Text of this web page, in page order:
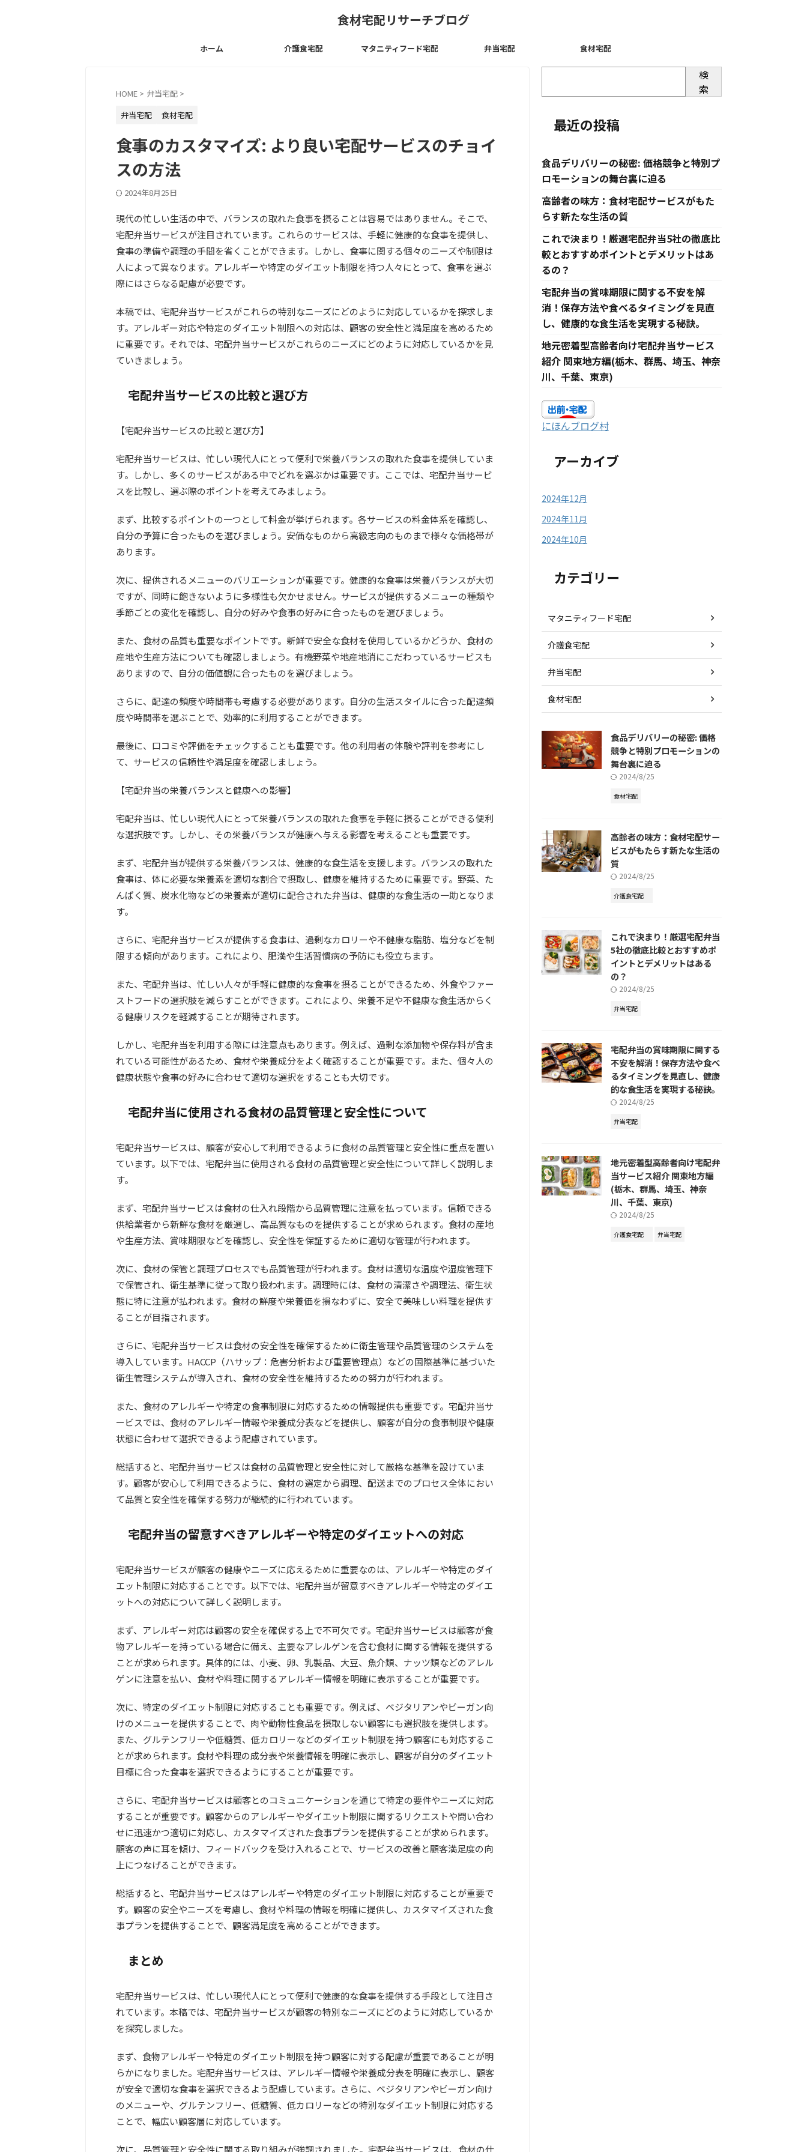
食材宅配リサーチブログ
ホーム 介護食宅配 マタニティフード宅配 弁当宅配 食材宅配
HOME > 弁当宅配 >
弁当宅配
食材宅配
食事のカスタマイズ: より良い宅配サービスのチョイ
スの方法
2024年8月25日
現代の忙しい生活の中で、バランスの取れた食事を摂ることは容易ではありません。そこで、
宅配弁当サービスが注目されています。これらのサービスは、手軽に健康的な食事を提供し、
食事の準備や調理の手間を省くことができます。しかし、食事に関する個々のニーズや制限は
人によって異なります。アレルギーや特定のダイエット制限を持つ人々にとって、食事を選ぶ
際にはさらなる配慮が必要です。
本稿では、宅配弁当サービスがこれらの特別なニーズにどのように対応しているかを探求しま
す。アレルギー対応や特定のダイエット制限への対応は、顧客の安全性と満足度を高めるため
に重要です。それでは、宅配弁当サービスがこれらのニーズにどのように対応しているかを見
ていきましょう。
宅配弁当サービスの比較と選び方
【宅配弁当サービスの比較と選び方】
宅配弁当サービスは、忙しい現代人にとって便利で栄養バランスの取れた食事を提供していま
す。しかし、多くのサービスがある中でどれを選ぶかは重要です。ここでは、宅配弁当サービ
スを比較し、選ぶ際のポイントを考えてみましょう。
まず、比較するポイントの一つとして料金が挙げられます。各サービスの料金体系を確認し、
自分の予算に合ったものを選びましょう。安価なものから高級志向のものまで様々な価格帯が
あります。
次に、提供されるメニューのバリエーションが重要です。健康的な食事は栄養バランスが大切
ですが、同時に飽きないように多様性も欠かせません。サービスが提供するメニューの種類や
季節ごとの変化を確認し、自分の好みや食事の好みに合ったものを選びましょう。
また、食材の品質も重要なポイントです。新鮮で安全な食材を使用しているかどうか、食材の
産地や生産方法についても確認しましょう。有機野菜や地産地消にこだわっているサービスも
ありますので、自分の価値観に合ったものを選びましょう。
さらに、配達の頻度や時間帯も考慮する必要があります。自分の生活スタイルに合った配達頻
度や時間帯を選ぶことで、効率的に利用することができます。
最後に、口コミや評価をチェックすることも重要です。他の利用者の体験や評判を参考にし
て、サービスの信頼性や満足度を確認しましょう。
【宅配弁当の栄養バランスと健康への影響】
宅配弁当は、忙しい現代人にとって栄養バランスの取れた食事を手軽に摂ることができる便利
な選択肢です。しかし、その栄養バランスが健康へ与える影響を考えることも重要です。
まず、宅配弁当が提供する栄養バランスは、健康的な食生活を支援します。バランスの取れた
食事は、体に必要な栄養素を適切な割合で摂取し、健康を維持するために重要です。野菜、た
んぱく質、炭水化物などの栄養素が適切に配合された弁当は、健康的な食生活の一助となりま
す。
さらに、宅配弁当サービスが提供する食事は、過剰なカロリーや不健康な脂肪、塩分などを制
限する傾向があります。これにより、肥満や生活習慣病の予防にも役立ちます。
また、宅配弁当は、忙しい人々が手軽に健康的な食事を摂ることができるため、外食やファー
ストフードの選択肢を減らすことができます。これにより、栄養不足や不健康な食生活からく
る健康リスクを軽減することが期待されます。
しかし、宅配弁当を利用する際には注意点もあります。例えば、過剰な添加物や保存料が含ま
れている可能性があるため、食材や栄養成分をよく確認することが重要です。また、個々人の
健康状態や食事の好みに合わせて適切な選択をすることも大切です。
宅配弁当に使用される食材の品質管理と安全性について
宅配弁当サービスは、顧客が安心して利用できるように食材の品質管理と安全性に重点を置い
ています。以下では、宅配弁当に使用される食材の品質管理と安全性について詳しく説明しま
す。
まず、宅配弁当サービスは食材の仕入れ段階から品質管理に注意を払っています。信頼できる
供給業者から新鮮な食材を厳選し、高品質なものを提供することが求められます。食材の産地
や生産方法、賞味期限などを確認し、安全性を保証するために適切な管理が行われます。
次に、食材の保管と調理プロセスでも品質管理が行われます。食材は適切な温度や湿度管理下
で保管され、衛生基準に従って取り扱われます。調理時には、食材の清潔さや調理法、衛生状
態に特に注意が払われます。食材の鮮度や栄養価を損なわずに、安全で美味しい料理を提供す
ることが目指されます。
さらに、宅配弁当サービスは食材の安全性を確保するために衛生管理や品質管理のシステムを
導入しています。HACCP（ハサップ：危害分析および重要管理点）などの国際基準に基づいた
衛生管理システムが導入され、食材の安全性を維持するための努力が行われます。
また、食材のアレルギーや特定の食事制限に対応するための情報提供も重要です。宅配弁当サ
ービスでは、食材のアレルギー情報や栄養成分表などを提供し、顧客が自分の食事制限や健康
状態に合わせて選択できるよう配慮されています。
総括すると、宅配弁当サービスは食材の品質管理と安全性に対して厳格な基準を設けていま
す。顧客が安心して利用できるように、食材の選定から調理、配送までのプロセス全体におい
て品質と安全性を確保する努力が継続的に行われています。
宅配弁当の留意すべきアレルギーや特定のダイエットへの対応
宅配弁当サービスが顧客の健康やニーズに応えるために重要なのは、アレルギーや特定のダイ
エット制限に対応することです。以下では、宅配弁当が留意すべきアレルギーや特定のダイエ
ットへの対応について詳しく説明します。
まず、アレルギー対応は顧客の安全を確保する上で不可欠です。宅配弁当サービスは顧客が食
物アレルギーを持っている場合に備え、主要なアレルゲンを含む食材に関する情報を提供する
ことが求められます。具体的には、小麦、卵、乳製品、大豆、魚介類、ナッツ類などのアレル
ゲンに注意を払い、食材や料理に関するアレルギー情報を明確に表示することが重要です。
次に、特定のダイエット制限に対応することも重要です。例えば、ベジタリアンやビーガン向
けのメニューを提供することで、肉や動物性食品を摂取しない顧客にも選択肢を提供します。
また、グルテンフリーや低糖質、低カロリーなどのダイエット制限を持つ顧客にも対応するこ
とが求められます。食材や料理の成分表や栄養情報を明確に表示し、顧客が自分のダイエット
目標に合った食事を選択できるようにすることが重要です。
さらに、宅配弁当サービスは顧客とのコミュニケーションを通じて特定の要件やニーズに対応
することが重要です。顧客からのアレルギーやダイエット制限に関するリクエストや問い合わ
せに迅速かつ適切に対応し、カスタマイズされた食事プランを提供することが求められます。
顧客の声に耳を傾け、フィードバックを受け入れることで、サービスの改善と顧客満足度の向
上につなげることができます。
総括すると、宅配弁当サービスはアレルギーや特定のダイエット制限に対応することが重要で
す。顧客の安全やニーズを考慮し、食材や料理の情報を明確に提供し、カスタマイズされた食
事プランを提供することで、顧客満足度を高めることができます。
まとめ
宅配弁当サービスは、忙しい現代人にとって便利で健康的な食事を提供する手段として注目さ
れています。本稿では、宅配弁当サービスが顧客の特別なニーズにどのように対応しているか
を探究しました。
まず、食物アレルギーや特定のダイエット制限を持つ顧客に対する配慮が重要であることが明
らかになりました。宅配弁当サービスは、アレルギー情報や栄養成分表を明確に表示し、顧客
が安全で適切な食事を選択できるよう配慮しています。さらに、ベジタリアンやビーガン向け
のメニューや、グルテンフリー、低糖質、低カロリーなどの特別なダイエット制限に対応する
ことで、幅広い顧客層に対応しています。
次に、品質管理と安全性に関する取り組みが強調されました。宅配弁当サービスは、食材の仕
検
索
最近の投稿
食品デリバリーの秘密: 価格競争と特別プ
ロモーションの舞台裏に迫る
高齢者の味方：食材宅配サービスがもた
らす新たな生活の質
これで決まり！厳選宅配弁当5社の徹底比
較とおすすめポイントとデメリットはあ
るの？
宅配弁当の賞味期限に関する不安を解
消！保存方法や食べるタイミングを見直
し、健康的な食生活を実現する秘訣。
地元密着型高齢者向け宅配弁当サービス
紹介 関東地方編(栃木、群馬、埼玉、神奈
川、千葉、東京)
にほんブログ村
アーカイブ
2024年12月
2024年11月
2024年10月
カテゴリー
マタニティフード宅配
介護食宅配
弁当宅配
食材宅配
食品デリバリーの秘密: 価格
競争と特別プロモーションの
舞台裏に迫る
2024/8/25
食材宅配
高齢者の味方：食材宅配サー
ビスがもたらす新たな生活の
質
2024/8/25
介護食宅配
これで決まり！厳選宅配弁当
5社の徹底比較とおすすめポ
イントとデメリットはある
の？
2024/8/25
弁当宅配
宅配弁当の賞味期限に関する
不安を解消！保存方法や食べ
るタイミングを見直し、健康
的な食生活を実現する秘訣。
2024/8/25
弁当宅配
地元密着型高齢者向け宅配弁
当サービス紹介 関東地方編
(栃木、群馬、埼玉、神奈
川、千葉、東京)
2024/8/25
介護食宅配 弁当宅配